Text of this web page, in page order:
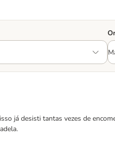
já desisti tantas vezes de